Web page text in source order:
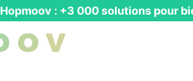
Hopmoov : +3 000 solutions pour